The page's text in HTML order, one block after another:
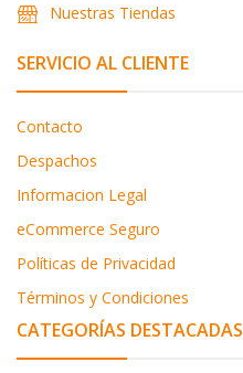
Nuestras Tiendas
SERVICIO AL CLIENTE
Contacto
Despachos
Informacion Legal
eCommerce Seguro
Políticas de Privacidad
Términos y Condiciones
CATEGORÍAS DESTACADAS